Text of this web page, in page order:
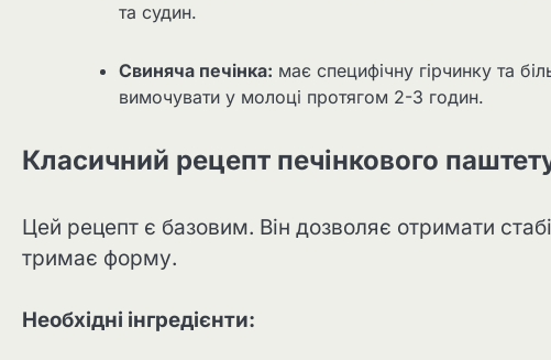
та судин.
Свиняча печінка: має специфічну гірчинку та
вимочувати у молоці протягом 2-3 годин.
Класичний рецепт печінкового
Цей рецепт є базовим. Він дозволяє отримати
тримає форму.
Необхідні інгредієнти: